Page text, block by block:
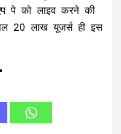
पे को लाइव करने की
20 लाख यूजर्स ही इस